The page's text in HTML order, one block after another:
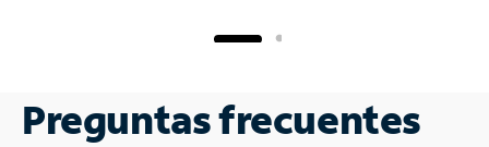
Preguntas frecuentes